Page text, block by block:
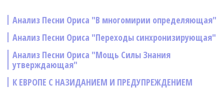
Анализ Песни Ориса "В многомирии определяющая"
Анализ Песни Ориса "Переходы синхронизирующая"
Анализ Песни Ориса "Мощь Силы Знания
утверждающая"
К ЕВРОПЕ С НАЗИДАНИЕМ И ПРЕДУПРЕЖДЕНИЕМ